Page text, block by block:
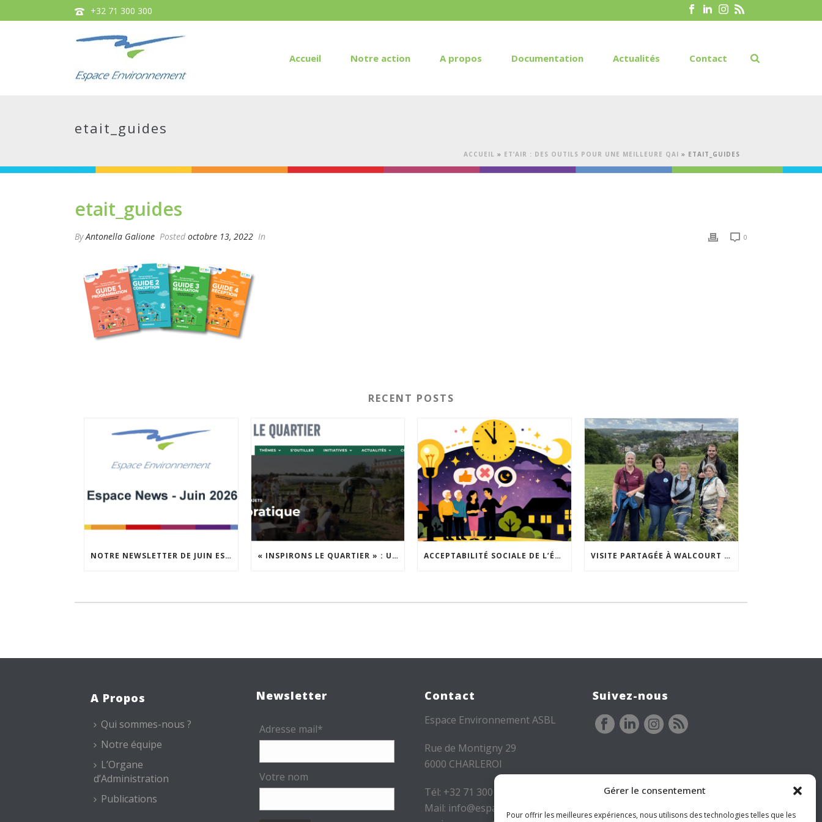
Gérer le consentement
Pour offrir les meilleures expériences, nous utilisons des technologies telles que les
+32 71 300 300
Accueil Notre action A propos Documentation Actualités Contact
etait_guides
ACCUEIL » ET’AIR : DES OUTILS POUR UNE MEILLEURE QAI » ETAIT_GUIDES
etait_guides
ByAntonella Galione Posted octobre 13, 2022 In 0
RECENT POSTS
NOTRE NEWSLETTER DE JUIN EST EN LIGNE ! « INSPIRONS LE QUARTIER » : UN NOUVEL APPEL À PROJETS EST LANCÉ ! ACCEPTABILITÉ SOCIALE DE L’ÉCLAIRAGE NOCTURNE : LE REPLAY EST DISPONIBLE VISITE PARTAGÉE À WALCOURT : UNE DÉMARCHE PARTICIPATIVE ANIMÉE PAR ESPACE ENVIRONNEMENT
A Propos
Qui sommes-nous ?
Notre équipe
L’Organe
d’Administration
Publications
Newsletter
Adresse mail*
Votre nom
Contact
Espace Environnement ASBL
Rue de Montigny 29
6000 CHARLEROI
Tél: +32 71 300 300
Mail: info@espace-
Suivez-nous